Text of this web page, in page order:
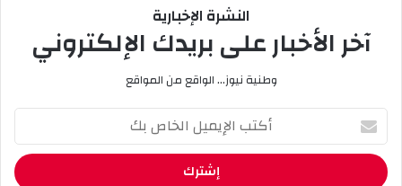
النشرة الإخبارية
آخر الأخبار على بريدك الإلكتروني
وطنية نيوز... الواقع من المواقع
أ
ت
ب